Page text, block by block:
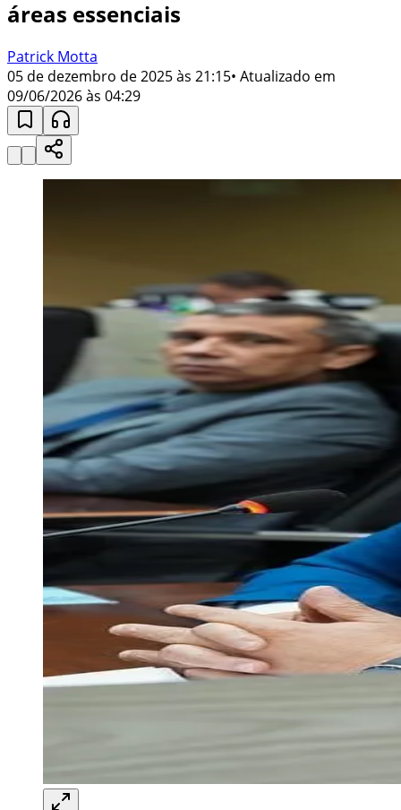
áreas essenciais
Patrick Motta
05 de dezembro de 2025 às 21:15• Atualizado em
09/06/2026 às 04:29